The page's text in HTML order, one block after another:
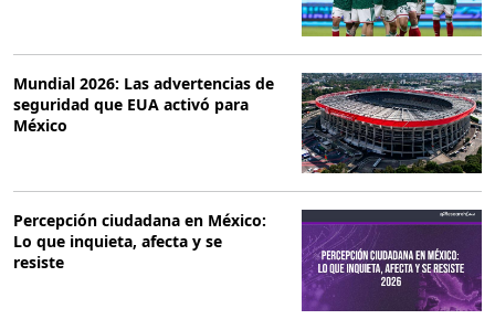
Mundial 2026: Las advertencias de
seguridad que EUA activó para
México
Percepción ciudadana en México:
Lo que inquieta, afecta y se
resiste